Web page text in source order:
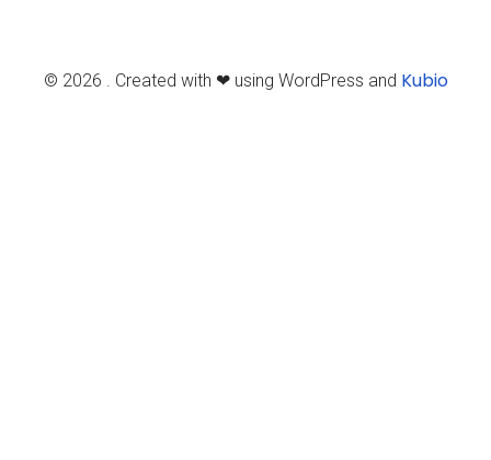
© 2026 . Created with ❤ using WordPress and Kubio